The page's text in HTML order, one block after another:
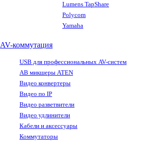
Lumens TapShare
Polycom
Yamaha
AV-коммутация
USB для профессиональных AV-систем
АВ микшеры ATEN
Видео конвертеры
Видео по IP
Видео разветвители
Видео удлинители
Кабели и аксессуары
Коммутаторы